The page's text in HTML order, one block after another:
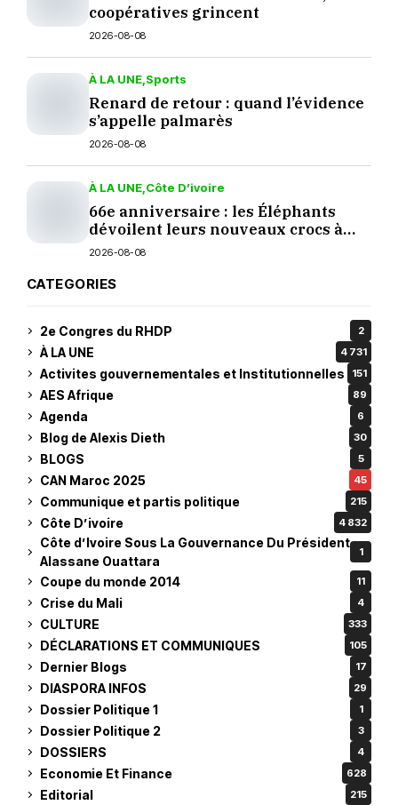
coopératives grincent
2026-08-08
À LA UNE Sports
Renard de retour : quand l’évidence
s’appelle palmarès
2026-08-08
À LA UNE Côte D’ivoire
66e anniversaire : les Éléphants
dévoilent leurs nouveaux crocs à
Yopougon
2026-08-08
CATEGORIES
2e Congres du RHDP 2
À LA UNE 4 731
Activites gouvernementales et Institutionnelles 151
AES Afrique 89
Agenda 6
Blog de Alexis Dieth 30
BLOGS 5
CAN Maroc 2025 45
Communique et partis politique 215
Côte D’ivoire 4 832
Côte d’Ivoire Sous La Gouvernance Du Président
Alassane Ouattara
1
Coupe du monde 2014 11
Crise du Mali 4
CULTURE 333
DÉCLARATIONS ET COMMUNIQUES 105
Dernier Blogs 17
DIASPORA INFOS 29
Dossier Politique 1 1
Dossier Politique 2 3
DOSSIERS 4
Economie Et Finance 628
Editorial 215